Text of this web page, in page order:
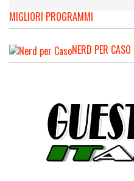
MIGLIORI PROGRAMMI
NERD PER CASO